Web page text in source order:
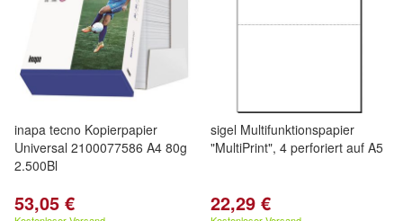
inapa tecno Kopierpapier
Universal 2100077586 A4 80g
2.500Bl
53,05 €
sigel Multifunktionspapier
"MultiPrint", 4 perforiert auf A5
22,29 €